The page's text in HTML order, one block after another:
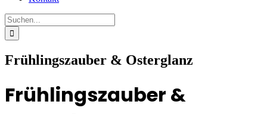
Suche
nach:
Frühlingszauber & Osterglanz
Frühlingszauber &